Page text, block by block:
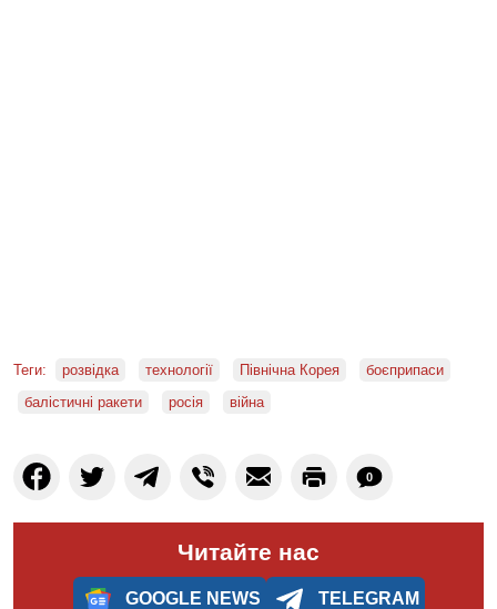
Теги: розвідка технології Північна Корея
боєприпаси
балістичні ракети
росія війна
0
Читайте нас
GOOGLE NEWS TELEGRAM